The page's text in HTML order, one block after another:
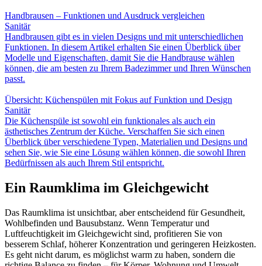
Handbrausen – Funktionen und Ausdruck vergleichen
Sanitär
Handbrausen gibt es in vielen Designs und mit unterschiedlichen
Funktionen. In diesem Artikel erhalten Sie einen Überblick über
Modelle und Eigenschaften, damit Sie die Handbrause wählen
können, die am besten zu Ihrem Badezimmer und Ihren Wünschen
passt.
Übersicht: Küchenspülen mit Fokus auf Funktion und Design
Sanitär
Die Küchenspüle ist sowohl ein funktionales als auch ein
ästhetisches Zentrum der Küche. Verschaffen Sie sich einen
Überblick über verschiedene Typen, Materialien und Designs und
sehen Sie, wie Sie eine Lösung wählen können, die sowohl Ihren
Bedürfnissen als auch Ihrem Stil entspricht.
Ein Raumklima im Gleichgewicht
Das Raumklima ist unsichtbar, aber entscheidend für Gesundheit,
Wohlbefinden und Bausubstanz. Wenn Temperatur und
Luftfeuchtigkeit im Gleichgewicht sind, profitieren Sie von
besserem Schlaf, höherer Konzentration und geringeren Heizkosten.
Es geht nicht darum, es möglichst warm zu haben, sondern die